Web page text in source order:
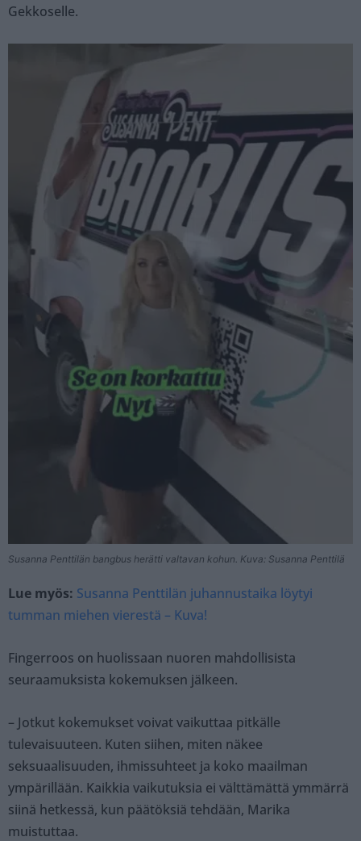
Gekkoselle.
Susanna Penttilän bangbus herätti valtavan kohun. Kuva: Susanna Penttilä
Lue myös: Susanna Penttilän juhannustaika löytyi
tumman miehen vierestä – Kuva!
Fingerroos on huolissaan nuoren mahdollisista
seuraamuksista kokemuksen jälkeen.
– Jotkut kokemukset voivat vaikuttaa pitkälle
tulevaisuuteen. Kuten siihen, miten näkee
seksuaalisuuden, ihmissuhteet ja koko maailman
ympärillään. Kaikkia vaikutuksia ei välttämättä ymmärrä
siinä hetkessä, kun päätöksiä tehdään, Marika
muistuttaa.